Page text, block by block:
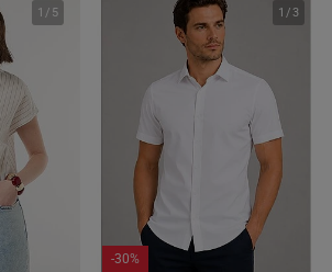
1 / 5 1 /3
-30%